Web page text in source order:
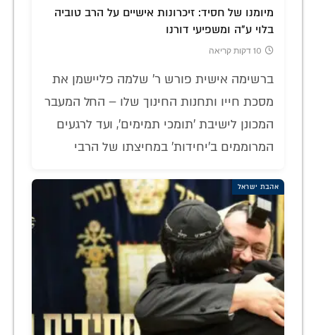
מיומנו של חסיד: זיכרונות אישיים על הרב טוביה
בלוי ע"ה ומשפיעי דורנו
10 דקות קריאה
ברשימה אישית פורש ר' שלמה פליישמן את
מסכת חייו ותחנות החינוך שלו – החל המעבר
המכונן לישיבת 'תומכי תמימים', ועד לרגעים
המרוממים ב'יחידות' במחיצתו של הרבי
אהבת ישראל